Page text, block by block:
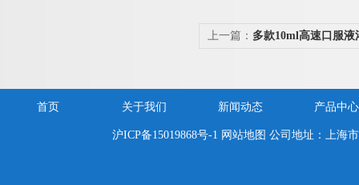
上一篇： 多款10ml高速口服液
首页 关于我们 新闻动态 产品中心
沪ICP备15019868号-1 网站地图 公司地址：上海